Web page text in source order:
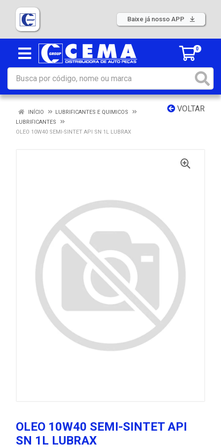
Baixe já nosso APP
0
VOLTAR
INÍCIO
LUBRIFICANTES E QUIMICOS
LUBRIFICANTES
OLEO 10W40 SEMI-SINTET API SN 1L LUBRAX
OLEO 10W40 SEMI-SINTET API
SN 1L LUBRAX